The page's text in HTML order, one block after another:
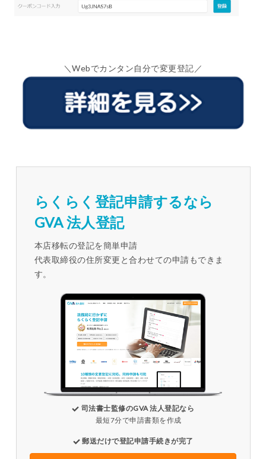
＼Webでカンタン自分で変更登記／
らくらく登記申請するなら
GVA 法人登記
本店移転の登記を簡単申請
代表取締役の住所変更と合わせての申請もできま
す。
司法書士監修のGVA 法人登記なら
最短7分で申請書類を作成
郵送だけで登記申請手続きが完了